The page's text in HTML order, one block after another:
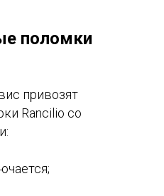
поломки
привозят
Rancilio со